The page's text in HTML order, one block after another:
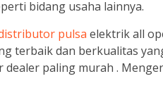
bidang usaha lainnya.
pulsa elektrik all
terbaik dan berkualitas
paling murah .